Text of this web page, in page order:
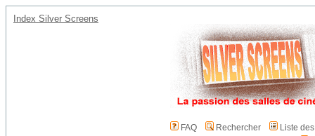
Index Silver Screens
FAQ Rechercher
Liste